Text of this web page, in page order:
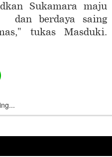
Sukamara maju
dan berdaya saing
tukas Masduki.